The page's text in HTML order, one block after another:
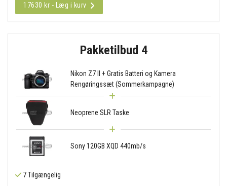
17630 kr - Læg i kurv
Pakketilbud 4
Nikon Z7 II + Gratis Batteri og Kamera
Rengøringssæt (Sommerkampagne)
Neoprene SLR Taske
Sony 120GB XQD 440mb/s
7 Tilgængelig